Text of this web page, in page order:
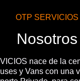
OTP SERVICIOS
Nosotros
nace de la
y Vans con una